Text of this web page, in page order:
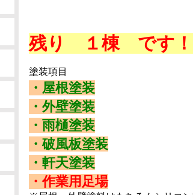
残り １棟 です！
塗装項目
・屋根塗装
・外壁塗装
・雨樋塗装
・破風板塗装
・軒天塗装
・作業用足場